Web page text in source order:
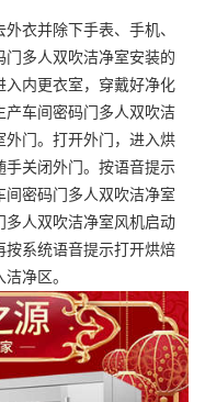
衣并除下手表、手机、
多人双吹洁净室安装的
入内更衣室，穿戴好净化
产车间密码门多人双吹洁
外门。打开外门，进入烘
手关闭外门。按语音提示
密码门多人双吹洁净室
多人双吹洁净室风机启动
按系统语音提示打开烘焙
净区。